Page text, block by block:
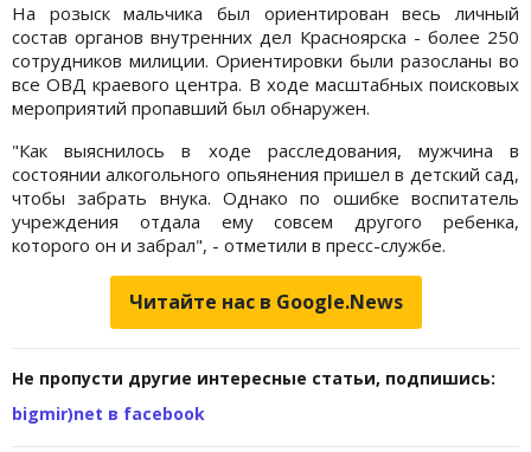
На розыск мальчика был ориентирован весь личный
состав органов внутренних дел Красноярска - более 250
сотрудников милиции. Ориентировки были разосланы во
все ОВД краевого центра. В ходе масштабных поисковых
мероприятий пропавший был обнаружен.
"Как выяснилось в ходе расследования, мужчина в
состоянии алкогольного опьянения пришел в детский сад,
чтобы забрать внука. Однако по ошибке воспитатель
учреждения отдала ему совсем другого ребенка,
которого он и забрал", - отметили в пресс-службе.
Читайте нас в Google.News
Не пропусти другие интересные статьи, подпишись:
bigmir)net в facebook